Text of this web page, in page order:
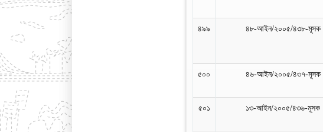
৪৯৯ ৪৮-আইন/২০০৫/৪৩৮-মূসক
৫০০ ৪৬-আইন/২০০৫/৪৩৭-মূসক
৫০১ ১৩-আইন/২০০৫/৪৩৬-মূসক